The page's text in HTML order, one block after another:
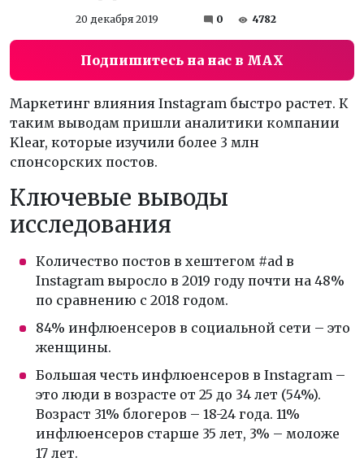
20 декабря 2019 0 4782
Подпишитесь на нас в MAX
Маркетинг влияния Instagram быстро растет. К
таким выводам пришли аналитики компании
Klear, которые изучили более 3 млн
спонсорских постов.
Ключевые выводы
исследования
Количество постов в хештегом #ad в
Instagram выросло в 2019 году почти на 48%
по сравнению с 2018 годом.
84% инфлюенсеров в социальной сети – это
женщины.
Большая честь инфлюенсеров в Instagram –
это люди в возрасте от 25 до 34 лет (54%).
Возраст 31% блогеров – 18-24 года. 11%
инфлюенсеров старше 35 лет, 3% – моложе
17 лет.